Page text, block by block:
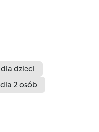
dla dzieci
2 osób